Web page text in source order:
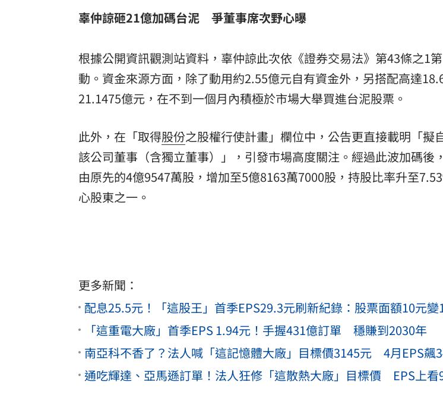
辜仲諒砸21億加碼台泥 爭董事席次野心曝
根據公開資訊觀測站資料，辜仲諒此次依《證券交易法》第43條之1
動。資金來源方面，除了動用約2.55億元自有資金外，另搭配高達
21.1475億元，在不到一個月內積極於市場大舉買進台泥股票。
此外，在「取得股份之股權行使計畫」欄位中，公告更直接載明「擬
該公司董事（含獨立董事）」，引發市場高度關注。經過此波加碼後
由原先的4億9547萬股，增加至5億8163萬7000股，持股比率升至
心股東之一。
更多新聞：
配息25.5元！「這股王」首季EPS29.3元刷新紀錄：股票面額10元變
「這重電大廠」首季EPS 1.94元！手握431億訂單 穩賺到2030年
南亞科不香了？法人喊「這記憶體大廠」目標價3145元 4月EPS飆
通吃輝達、亞馬遜訂單！法人狂修「這散熱大廠」目標價 EPS上看